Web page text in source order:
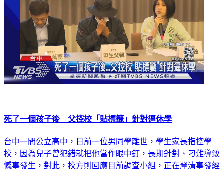
死了一個孩子後 父控校「貼標籤」針對逼休學
台中一間公立高中，日前一位男同學離世，學生家長指控學
校，因為兒子曾犯錯就把他當作眼中釘，長期針對、刁難導致
憾事發生，對此，校方則回應目前調查小組，正在釐清事發經